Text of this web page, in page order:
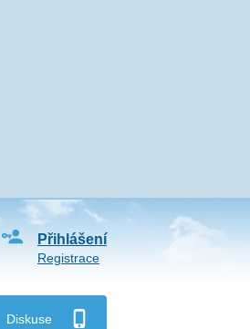
Diskuse
Přihlášení
Registrace